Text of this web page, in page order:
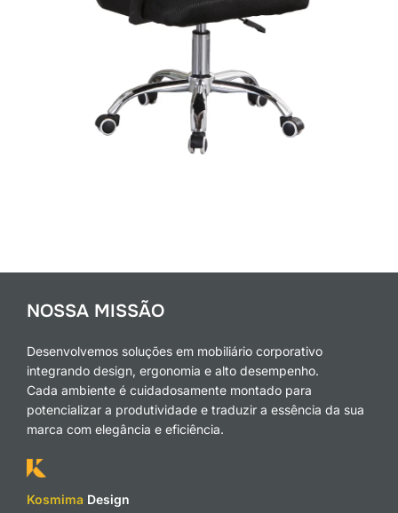
NOSSA MISSÃO
Desenvolvemos soluções em mobiliário corporativo
integrando design, ergonomia e alto desempenho.
Cada ambiente é cuidadosamente montado para
potencializar a produtividade e traduzir a essência da sua
marca com elegância e eficiência.
Kosmima Design